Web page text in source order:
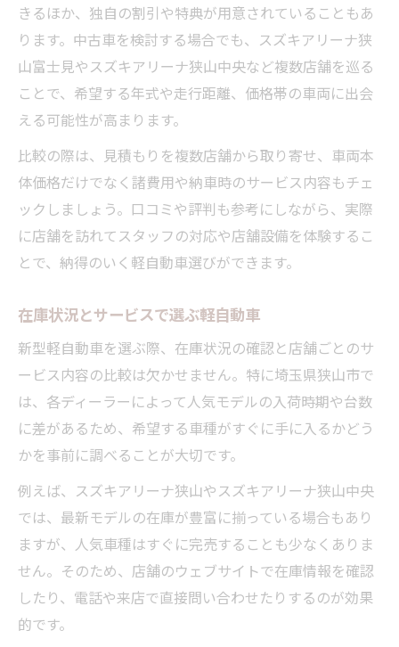
安全と燃費に注目した軽自動車選びの秘訣
最新技術搭載の軽自動車安全装備を比較
燃費性能に優れた軽自動車の選び方
狭山市で試せる省エネ軽自動車特集
安全と経済性を両立する軽自動車とは
軽自動車の燃費と維持費の賢い見極め方
試乗予約から納車までの流れを体験談で紹介
軽自動車の試乗予約で押さえるポイント
狭山市での軽自動車納車体験談を公開
初めての軽自動車購入体験と注意点
納車時に必要な手続きと準備まとめ
用途別に検討する新型軽自動車の選び方ガイド
通勤向け軽自動車のおすすめポイント
買い物中心の軽自動車選びと実用性
子育て世帯に適した軽自動車の条件
アウトドア向きの軽自動車活用術
新型軽自動車を用途別に徹底比較
きるほか、独自の割引や特典が用意されていることもあ
ります。中古車を検討する場合でも、スズキアリーナ狭
山富士見やスズキアリーナ狭山中央など複数店舗を巡る
ことで、希望する年式や走行距離、価格帯の車両に出会
える可能性が高まります。
比較の際は、見積もりを複数店舗から取り寄せ、車両本
体価格だけでなく諸費用や納車時のサービス内容もチェ
ックしましょう。口コミや評判も参考にしながら、実際
に店舗を訪れてスタッフの対応や店舗設備を体験するこ
とで、納得のいく軽自動車選びができます。
在庫状況とサービスで選ぶ軽自動車
新型軽自動車を選ぶ際、在庫状況の確認と店舗ごとのサ
ービス内容の比較は欠かせません。特に埼玉県狭山市で
は、各ディーラーによって人気モデルの入荷時期や台数
に差があるため、希望する車種がすぐに手に入るかどう
かを事前に調べることが大切です。
例えば、スズキアリーナ狭山やスズキアリーナ狭山中央
では、最新モデルの在庫が豊富に揃っている場合もあり
ますが、人気車種はすぐに完売することも少なくありま
せん。そのため、店舗のウェブサイトで在庫情報を確認
したり、電話や来店で直接問い合わせたりするのが効果
的です。